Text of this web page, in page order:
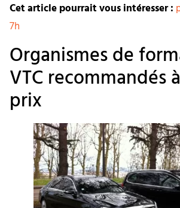
Cet article pourrait vous intéresser :
7h
Organismes de
VTC recommandés
prix